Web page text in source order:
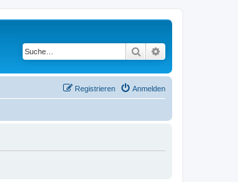
Suche
Anmelden
Registrieren